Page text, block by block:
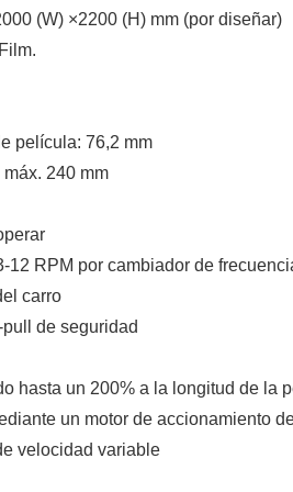
(W) ×2200 (H) mm (por diseñar)
película: 76,2 mm
240 mm
RPM por cambiador de
carro
de seguridad
hasta un 200% a la longitud de la
un motor de accionamiento
velocidad variable